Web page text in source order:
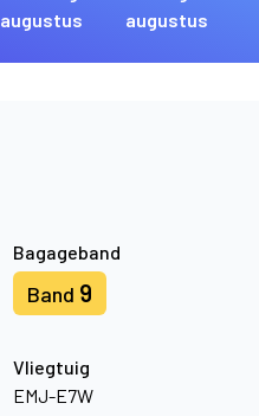
augustus
augustus
Bagageband
Band 9
Vliegtuig
EMJ-E7W